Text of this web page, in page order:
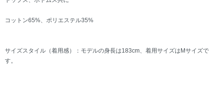
コットン65%、ポリエステル35%
サイズスタイル（着用感）：モデルの身長は183cm、着用サイズはMサイズで
す。